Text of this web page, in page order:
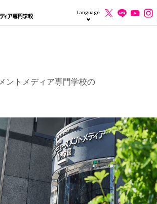
Language
ントメディア専門学校の